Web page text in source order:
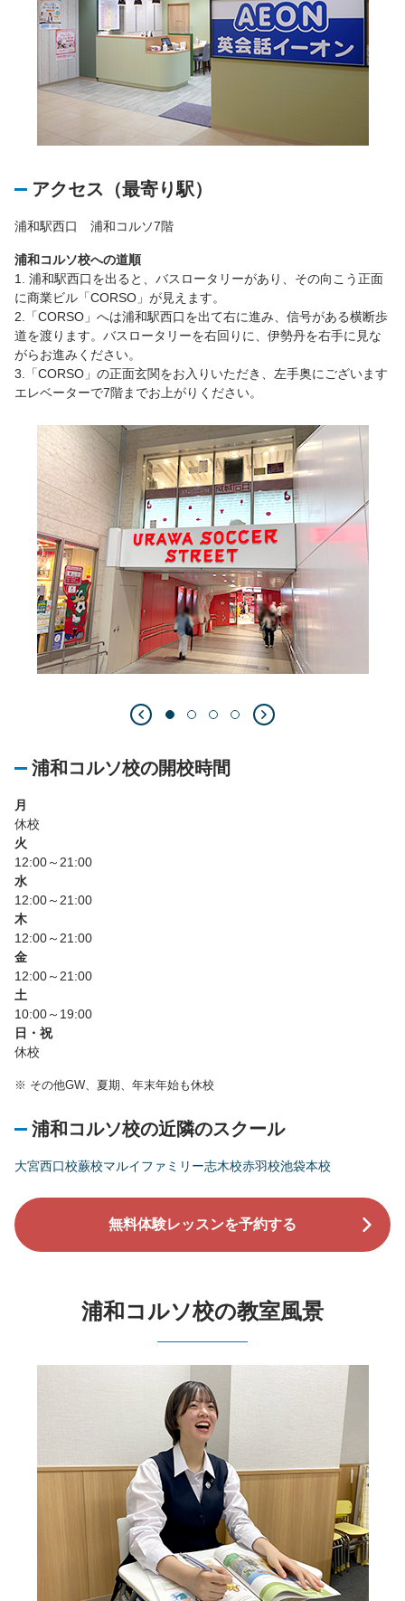
アクセス（最寄り駅）
浦和駅西口 浦和コルソ7階
浦和コルソ校への道順
1. 浦和駅西口を出ると、バスロータリーがあり、その向こう正面
に商業ビル「CORSO」が見えます。
2.「CORSO」へは浦和駅西口を出て右に進み、信号がある横断歩
道を渡ります。バスロータリーを右回りに、伊勢丹を右手に見な
がらお進みください。
3.「CORSO」の正面玄関をお入りいただき、左手奥にございます
エレベーターで7階までお上がりください。
浦和コルソ校の開校時間
月
休校
火
12:00～21:00
水
12:00～21:00
木
12:00～21:00
金
12:00～21:00
土
10:00～19:00
日・祝
休校
※ その他GW、夏期、年末年始も休校
浦和コルソ校の近隣のスクール
大宮西口校蕨校マルイファミリー志木校赤羽校池袋本校
無料体験レッスンを予約する
浦和コルソ校の教室風景